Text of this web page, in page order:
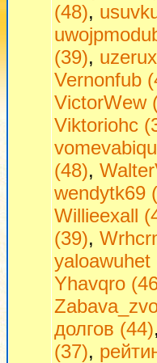
(48),
(39),
Vernonfub
VictorWew
Viktoriohc
(48),
wendytk69
Willieexall
(39),
yaloawuhet
Yhavqro
долгов (44),
(37),